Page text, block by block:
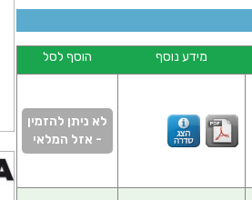
מידע נוסף הוסף לסל
לא ניתן להזמין
- אזל המלאי